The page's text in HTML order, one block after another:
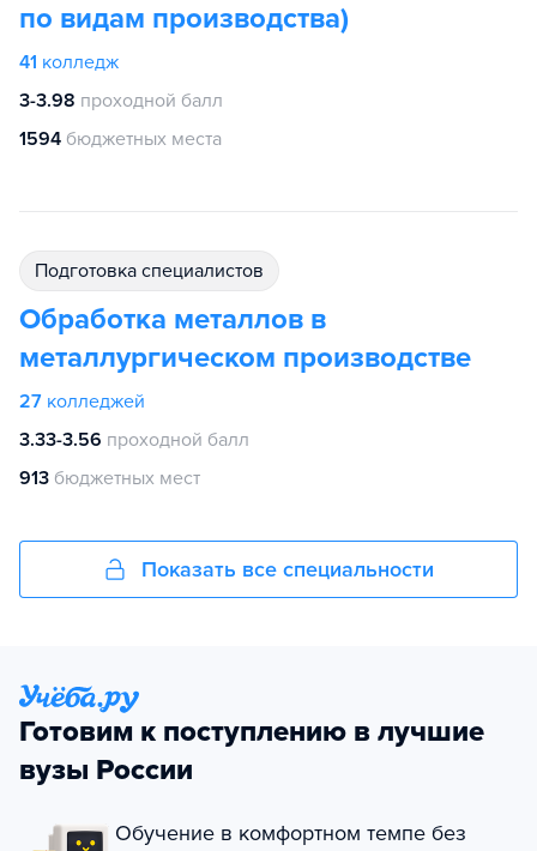
по видам производства)
41 колледж
3-3.98 проходной балл
1594 бюджетных места
подготовка специалистов
Обработка металлов в
металлургическом производстве
27 колледжей
3.33-3.56 проходной балл
913 бюджетных мест
Показать все специальности
Готовим к поступлению в лучшие
вузы России
Обучение в комфортном темпе без